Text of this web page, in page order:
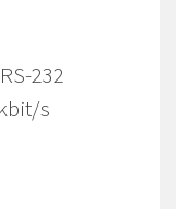
232
s